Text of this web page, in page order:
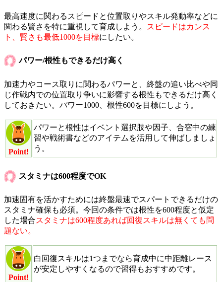
最高速度に関わるスピードと位置取りやスキル発動率などに
関わる賢さを特に重視して育成しよう。
スピードはカンス
ト、賢さも最低1000を目標にしたい。
パワー/根性もできるだけ高く
加速力やコース取りに関わるパワーと、終盤の追い比べや同
じ作戦内での位置取り争いに影響する根性もできるだけ高く
しておきたい。パワー1000、根性600を目標にしよう。
Point!
パワーと根性はイベント選択肢や因子、合宿中の練
習や戦術書などのアイテムを活用して伸ばしましょ
う。
スタミナは600程度でOK
加速固有を活かすためには終盤最速でスパートできるだけの
スタミナ確保も必須。今回の条件では根性を600程度と仮定
した場合スタミナは600程度あれば回復スキルは無くても問
題ない。
Point!
白回復スキルは1つまでなら育成中に中距離レース
が安定しやすくなるので習得もおすすめです。